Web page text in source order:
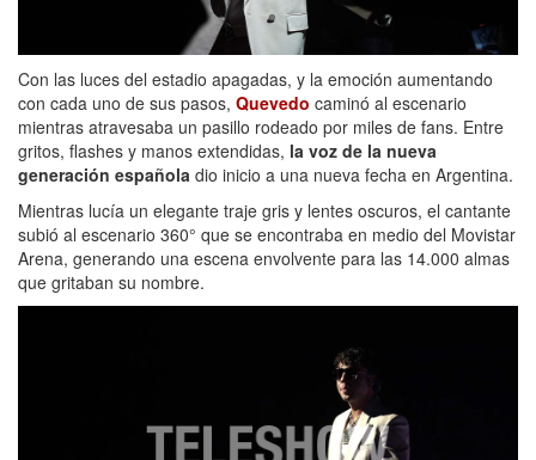
Con las luces del estadio apagadas, y la emoción aumentando
con cada uno de sus pasos, Quevedo caminó al escenario
mientras atravesaba un pasillo rodeado por miles de fans. Entre
gritos, flashes y manos extendidas, la voz de la nueva
generación española dio inicio a una nueva fecha en Argentina.
Mientras lucía un elegante traje gris y lentes oscuros, el cantante
subió al escenario 360° que se encontraba en medio del Movistar
Arena, generando una escena envolvente para las 14.000 almas
que gritaban su nombre.